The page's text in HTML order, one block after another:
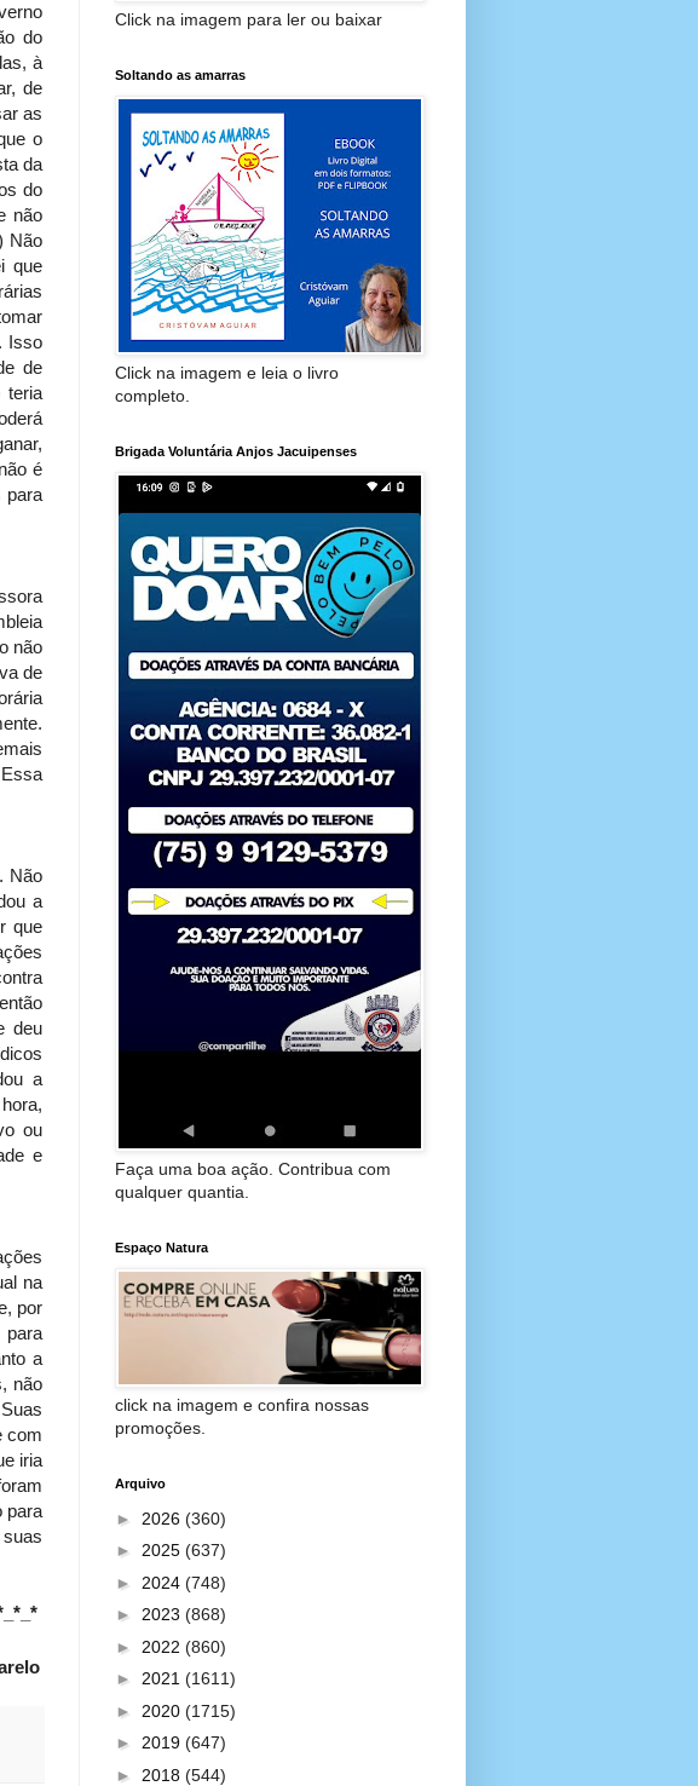
do
à
de
as
o
da
do
não
Não
que
Isso
de
teria
é
para
não
de
Não
a
que
deu
a
ou
e
na
por
para
a
não
com
iria
para
Click na imagem para ler ou baixar
Soltando as amarras
Click na imagem e leia o livro
completo.
Brigada Voluntária Anjos Jacuipenses
Faça uma boa ação. Contribua com
qualquer quantia.
Espaço Natura
click na imagem e confira nossas
promoções.
Arquivo
► 2026 (360)
► 2025 (637)
► 2024 (748)
► 2023 (868)
► 2022 (860)
► 2021 (1611)
► 2020 (1715)
► 2019 (647)
► 2018 (544)